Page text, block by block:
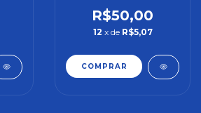
R$50,00
12 x de R$5,07